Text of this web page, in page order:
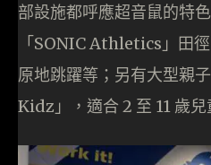
部設施都呼應超音鼠的特
「SONIC Athletics」田
原地跳躍等；另有大型親
Kidz」，適合 2 至 11 歲兒